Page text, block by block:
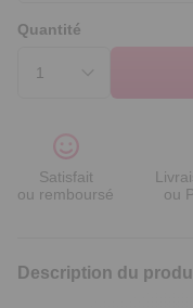
Quantité
Satisfait
ou remboursé
ou
Description du